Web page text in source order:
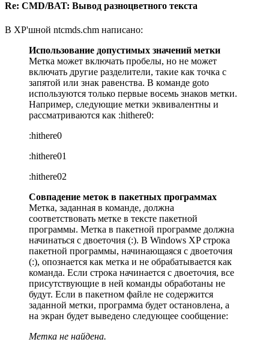
Re: CMD/BAT: Вывод разноцветного текста
В XP'шной ntcmds.chm написано:
Использование допустимых значений метки
Метка может включать пробелы, но не может
включать другие разделители, такие как точка с
запятой или знак равенства. В команде goto
используются только первые восемь знаков метки.
Например, следующие метки эквивалентны и
рассматриваются как :hithere0:
:hithere0
:hithere01
:hithere02
Совпадение меток в пакетных программах
Метка, заданная в команде, должна
соответствовать метке в тексте пакетной
программы. Метка в пакетной программе должна
начинаться с двоеточия (:). В Windows XP строка
пакетной программы, начинающаяся с двоеточия
(:), опознается как метка и не обрабатывается как
команда. Если строка начинается с двоеточия, все
присутствующие в ней команды обработаны не
будут. Если в пакетном файле не содержится
заданной метки, программа будет остановлена, а
на экран будет выведено следующее сообщение:
Метка не найдена.